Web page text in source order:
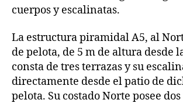
cuerpos y escalinatas.
La estructura piramidal A5, al
de pelota, de 5 m de altura desde
consta de tres terrazas y su
directamente desde el patio de
pelota. Su costado Norte posee